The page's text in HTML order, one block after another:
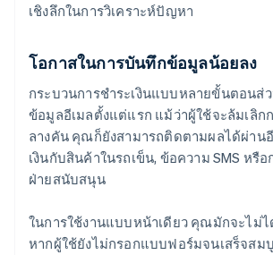
เชิงลึกในการวิเคราะห์ปัญหา
โอกาสในการบันทึกข้อมูลน้อยลง
กระบวนการชำระเงินแบบหลายขั้นตอนส่
ข้อมูลอีเมลตั้งแต่แรก แม้ว่าผู้ใช้จะล้มเลิก
ลางคัน คุณก็ยังสามารถติดตามผลได้ผ่าน
เงินกับสินค้าในรถเข็น, ข้อความ SMS หรื
ฝ่ายสนับสนุน
ในการใช้งานแบบหน้าเดียว คุณมักจะไม่ไ
หากผู้ใช้ยังไม่กรอกแบบฟอร์มจนเสร็จสม